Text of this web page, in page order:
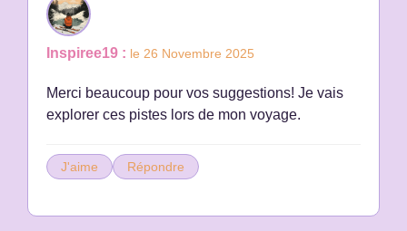
Inspiree19 : le 26 Novembre 2025
Merci beaucoup pour vos suggestions! Je vais
explorer ces pistes lors de mon voyage.
J'aime Répondre